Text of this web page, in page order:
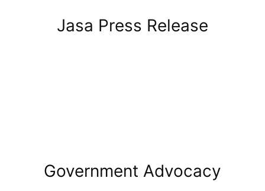
Jasa Press Release
Government Advocacy